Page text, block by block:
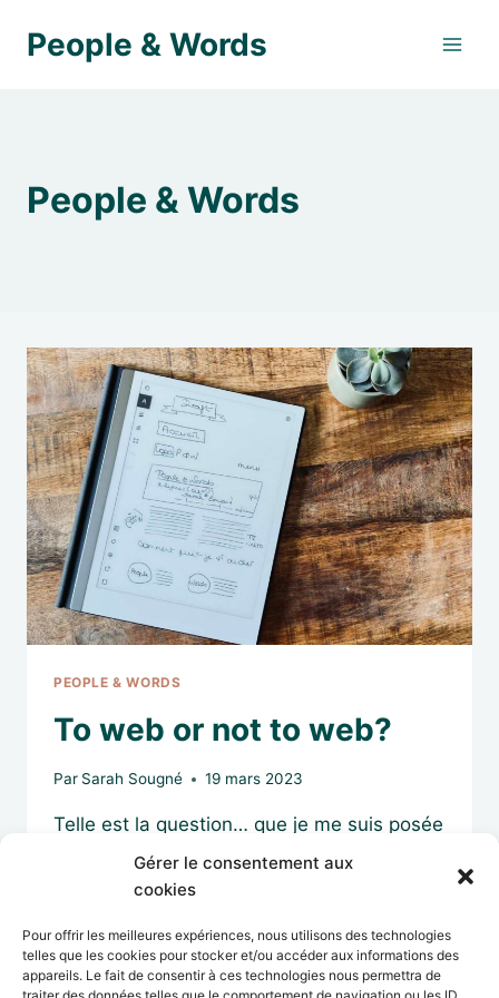
Gérer le consentement aux
cookies
Pour offrir les meilleures expériences, nous utilisons des technologies
telles que les cookies pour stocker et/ou accéder aux informations des
appareils. Le fait de consentir à ces technologies nous permettra de
People & Words
People & Words
PEOPLE & WORDS
To web or not to web?
Par Sarah Sougné 19 mars 2023
Telle est la question… que je me suis posée
en embrassant la vie de freelance.
Un site web pour me présenter ?
LIRE LA SUITE
WEB